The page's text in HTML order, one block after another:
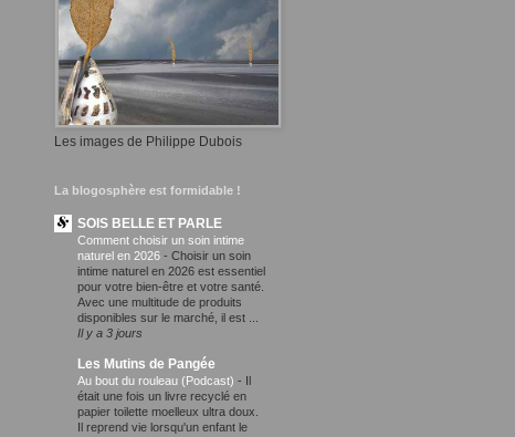
Les images de Philippe Dubois
La blogosphère est formidable !
SOIS BELLE ET PARLE
Comment choisir un soin intime
naturel en 2026 - Choisir un soin
intime naturel en 2026 est essentiel
pour votre bien-être et votre santé.
Avec une multitude de produits
disponibles sur le marché, il est ...
Il y a 3 jours
Les Mutins de Pangée
Au bout du rouleau (Podcast) - Il
était une fois un livre recyclé en
papier toilette moelleux ultra doux.
Il reprend vie lorsqu'un enfant le